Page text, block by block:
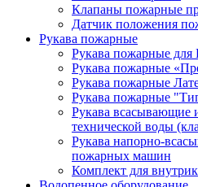
Клапаны пожарные
Датчик положения
Рукава пожарные
Рукава пожарные
Рукава пожарные
Рукава пожарные
Рукава пожарные
Рукава всасывающие
технической воды
Рукава напорно-
пожарных машин
Комплект для